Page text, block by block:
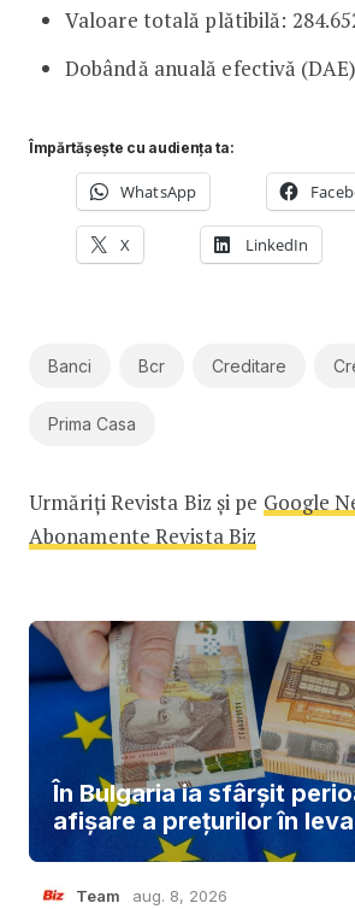
Valoare totală plătibilă:
Dobândă anuală efectivă
Împărtășește cu audiența ta:
WhatsApp
X LinkedIn
Banci Bcr Creditare
Prima Casa
Urmăriți Revista Biz și pe Google
Abonamente Revista Biz
În Bulgaria ia sfârşit
afișare a prețurilor în
Team aug. 8, 2026